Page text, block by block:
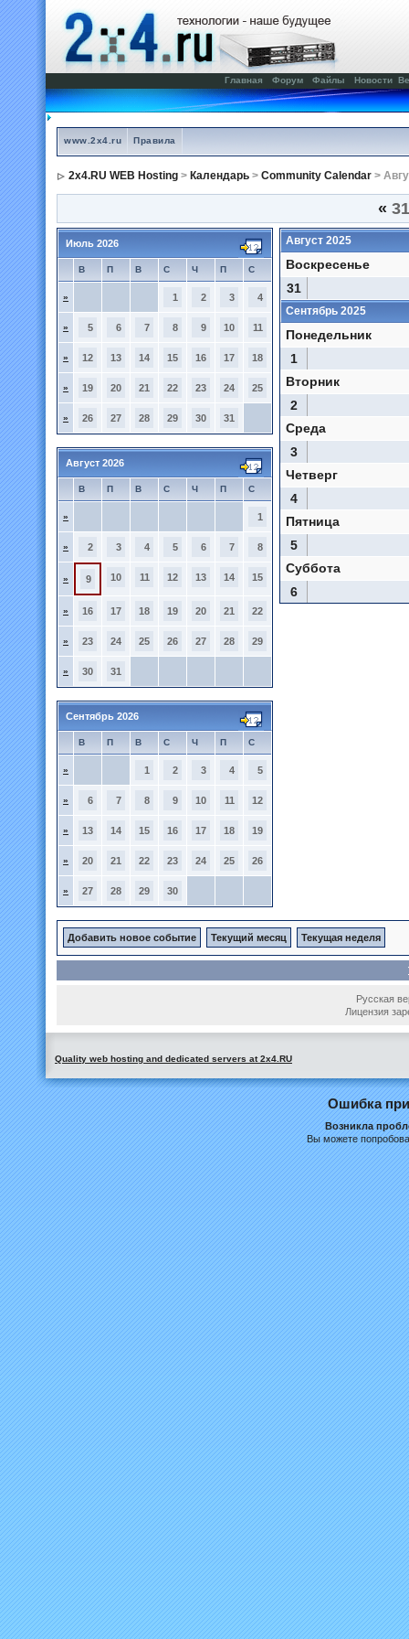
Главная Форум Файлы Новости
www.2x4.ru Правила
2x4.RU WEB Hosting > Календарь > Community Calendar >
«
Июль 2026
В П В С Ч П С
» 1 2 3 4
» 5 6 7 8 9 10 11
» 12 13 14 15 16 17 18
» 19 20 21 22 23 24 25
» 26 27 28 29 30 31
Август 2026
В П В С Ч П С
» 1
» 2 3 4 5 6 7 8
» 9 10 11 12 13 14 15
» 16 17 18 19 20 21 22
» 23 24 25 26 27 28 29
» 30 31
Сентябрь 2026
В П В С Ч П С
» 1 2 3 4 5
» 6 7 8 9 10 11 12
» 13 14 15 16 17 18 19
» 20 21 22 23 24 25 26
» 27 28 29 30
Август 2025
Воскресенье
31
Сентябрь 2025
Понедельник
1
Вторник
2
Среда
3
Четверг
4
Пятница
5
Суббота
6
Добавить новое событие Текущий месяц Текущая неделя
Русская
Лицензия
Quality web hosting and dedicated servers at 2x4.RU
Ошибка при
Возникла
Вы можете